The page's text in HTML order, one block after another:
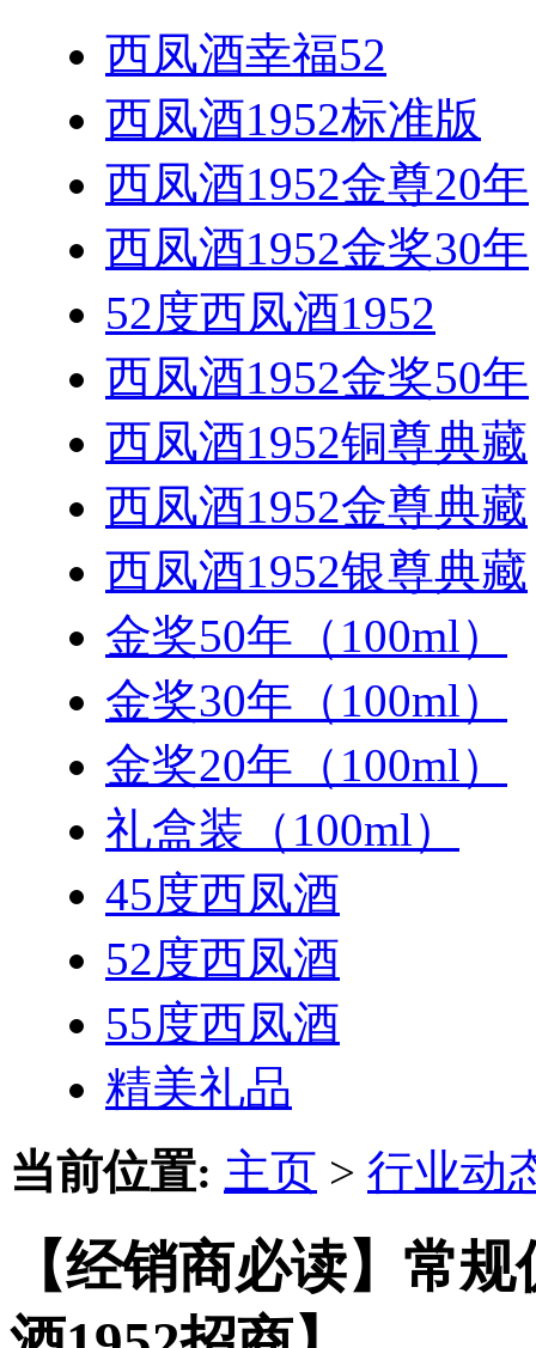
西凤酒幸福52
西凤酒1952标准版
西凤酒1952金尊20年
西凤酒1952金奖30年
52度西凤酒1952
西凤酒1952金奖50年
西凤酒1952铜尊典藏
西凤酒1952金尊典藏
西凤酒1952银尊典藏
金奖50年（100ml）
金奖30年（100ml）
金奖20年（100ml）
礼盒装（100ml）
45度西凤酒
52度西凤酒
55度西凤酒
精美礼品
当前位置: 主页 > 行业动
【经销商必读】常